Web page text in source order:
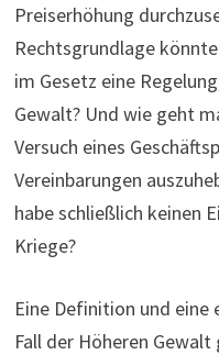
Preiserhöhung
Rechtsgrundlage
im Gesetz eine
Gewalt? Und wie geht
Versuch eines
Vereinbarungen
habe schließlich keinen
Kriege?
Eine Definition und eine
Fall der Höheren